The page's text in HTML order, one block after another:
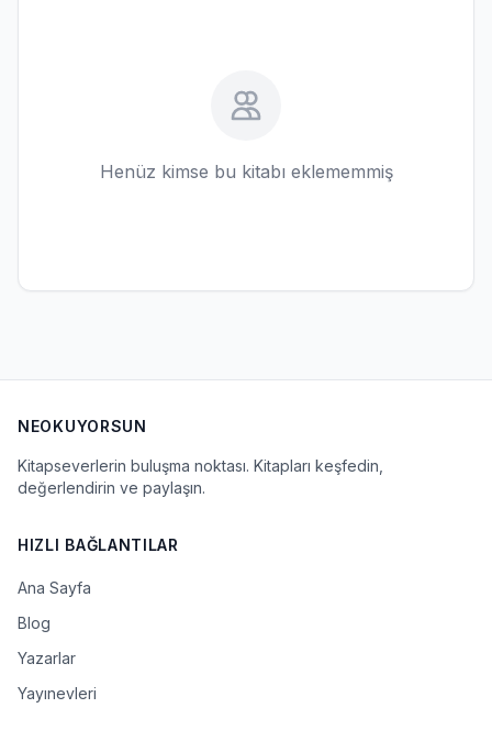
Henüz kimse bu kitabı eklememmiş
NEOKUYORSUN
Kitapseverlerin buluşma noktası. Kitapları keşfedin,
değerlendirin ve paylaşın.
HIZLI BAĞLANTILAR
Ana Sayfa
Blog
Yazarlar
Yayınevleri